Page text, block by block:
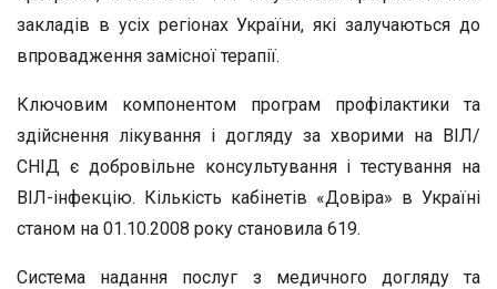
закладів в усіх регіонах України, які залучаються до
впровадження замісної терапії.
Ключовим компонентом програм профілактики та
здійснення лікування і догляду за хворими на ВІЛ/
СНІД є добровільне консультування і тестування на
ВІЛ-інфекцію. Кількість кабінетів «Довіра» в Україні
станом на 01.10.2008 року становила 619.
Система надання послуг з медичного догляду та